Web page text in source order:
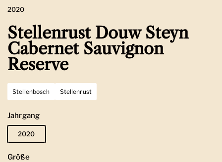
2020
Stellenrust Douw Steyn
Cabernet Sauvignon
Reserve
Stellenbosch Stellenrust
Jahrgang
2020
Größe